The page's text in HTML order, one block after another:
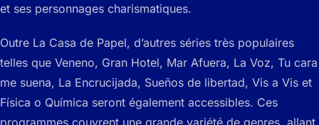
et ses personnages charismatiques.
Outre La Casa de Papel, d’autres séries très populaires
telles que Veneno, Gran Hotel, Mar Afuera, La Voz, Tu cara
me suena, La Encrucijada, Sueños de libertad, Vis a Vis et
Física o Química seront également accessibles. Ces